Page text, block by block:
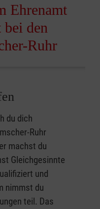
Ehrenamt
den
Ruhr
du dich
Ruhr
machst du
Gleichgesinnte
und
nimmst du
teil. Das